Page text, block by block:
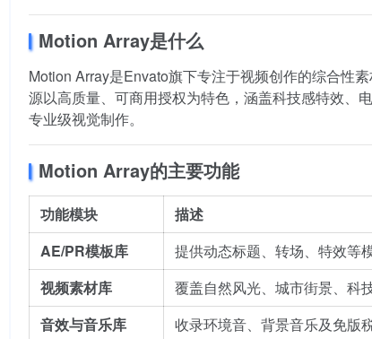
Motion Array是什么
Motion Array是Envato旗下专注于视频创作的综合性
源以高质量、可商用授权为特色，涵盖科技感特效、
专业级视觉制作。
Motion Array的主要功能
功能模块
描述
AE/PR模板库
提供动态标题、转场、特效等
视频素材库
覆盖自然风光、城市街景、科
音效与音乐库
收录环境音、背景音乐及免版